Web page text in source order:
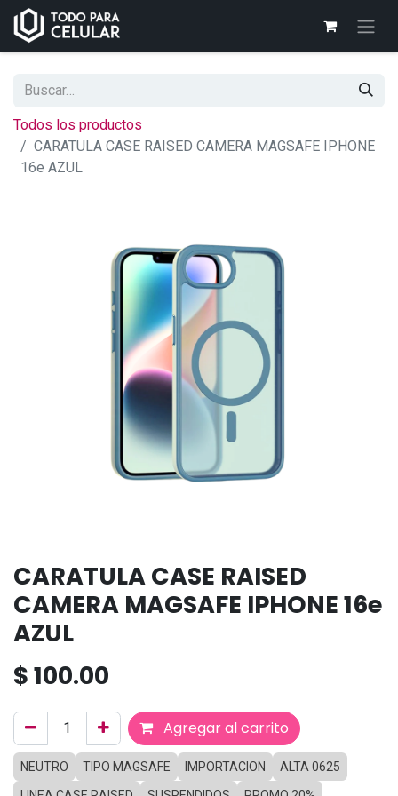
Todos los productos
CARATULA CASE RAISED CAMERA MAGSAFE IPHONE
16e AZUL
CARATULA CASE RAISED
CAMERA MAGSAFE IPHONE 16e
AZUL
$100.00
Agregar al carrito
NEUTRO TIPO MAGSAFE IMPORTACION
ALTA 0625